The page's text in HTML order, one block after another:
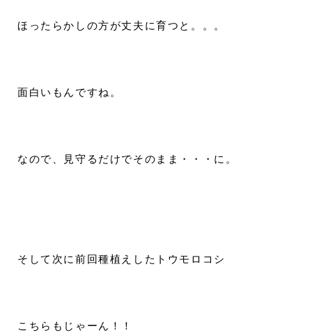
ほったらかしの方が丈夫に育つと。。。
面白いもんですね。
なので、見守るだけでそのまま・・・に。
そして次に前回種植えしたトウモロコシ
こちらもじゃーん！！